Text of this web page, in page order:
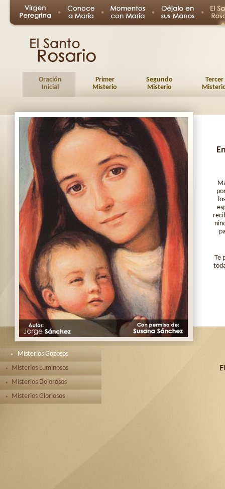
Oración
Inicial
Primer
Misterio
Segundo
Misterio
Tercer
Te
Misterios Gozosos
Misterios Luminosos
Misterios Dolorosos
Misterios Gloriosos